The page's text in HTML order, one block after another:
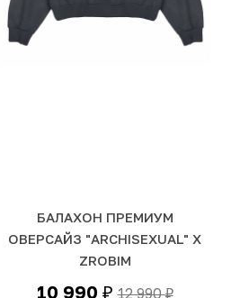
БАЛАХОН ПРЕМИУМ
ОВЕРСАЙЗ "ARCHISEXUAL" Х
ZROBIM
10 990 ₽ 12 990₽